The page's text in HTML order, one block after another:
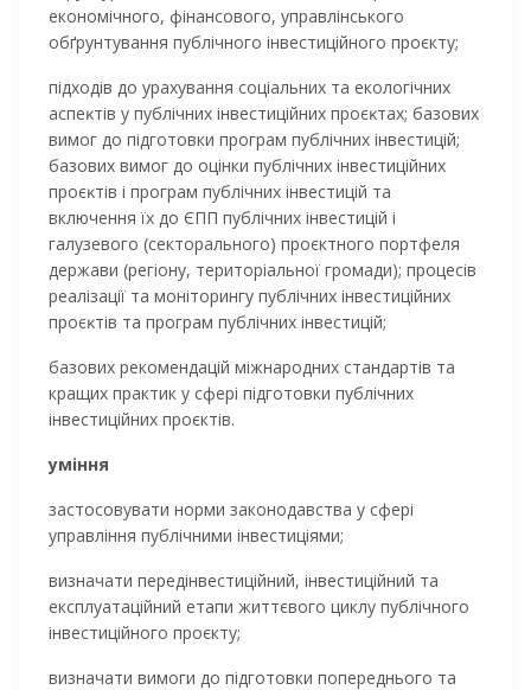
економічного, фінансового, управлінського
обґрунтування публічного інвестиційного проєкту;
підходів до урахування соціальних та екологічних
аспеĸтів у публічних інвестиційних проєĸтах; базових
вимог до підготовки програм публічних інвестицій;
базових вимог до оцінки публічних інвестиційних
проєĸтів і програм публічних інвестицій та
включення їх до ЄПП публічних інвестицій і
галузевого (секторального) проєктного портфеля
держави (регіону, територіальної громади); процесів
реалізації та моніторингу публічних інвестиційних
проєĸтів та програм публічних інвестицій;
базових рекомендацій міжнародних стандартів та
кращих практик у сфері підготовки публічних
інвестиційних проєктів.
уміння
застосовувати норми законодавства у сфері
управління публічними інвестиціями;
визначати передінвестиційний, інвестиційний та
експлуатаційний етапи життєвого циклу публічного
інвестиційного проєкту;
визначати вимоги до підготовки попереднього та